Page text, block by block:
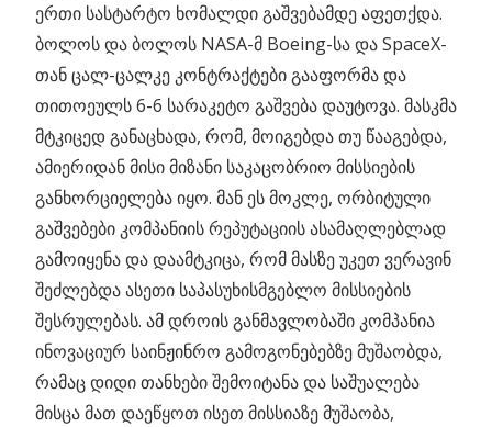
ერთი სასტარტო ხომალდი გაშვებამდე აფეთქდა.
ბოლოს და ბოლოს NASA-მ Boeing-სა და SpaceX-
თან ცალ-ცალკე კონტრაქტები გააფორმა და
თითოეულს 6-6 სარაკეტო გაშვება დაუტოვა. მასკმა
მტკიცედ განაცხადა, რომ, მოიგებდა თუ წააგებდა,
ამიერიდან მისი მიზანი საკაცობრიო მისსიების
განხორციელება იყო. მან ეს მოკლე, ორბიტული
გაშვებები კომპანიის რეპუტაციის ასამაღლებლად
გამოიყენა და დაამტკიცა, რომ მასზე უკეთ ვერავინ
შეძლებდა ასეთი საპასუხისმგებლო მისსიების
შესრულებას. ამ დროის განმავლობაში კომპანია
ინოვაციურ საინჟინრო გამოგონებებზე მუშაობდა,
რამაც დიდი თანხები შემოიტანა და საშუალება
მისცა მათ დაეწყოთ ისეთ მისსიაზე მუშაობა,